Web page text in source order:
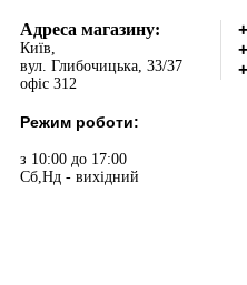
Адреса магазину:
Київ,
вул. Глибочицька, 33/37
офіс 312
Режим роботи:
з 10:00 до 17:00
Сб,Нд - вихідний